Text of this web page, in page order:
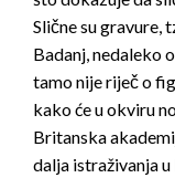
Slične su gravure,
Badanj, nedaleko
tamo nije riječ o
kako će u okviru
Britanska
dalja istraživanja